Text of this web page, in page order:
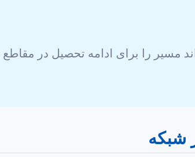
مسیر را برای ادامه تحصیل در مقاطع
شبکه